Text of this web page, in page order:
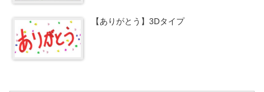
【ありがとう】3Dタイプ